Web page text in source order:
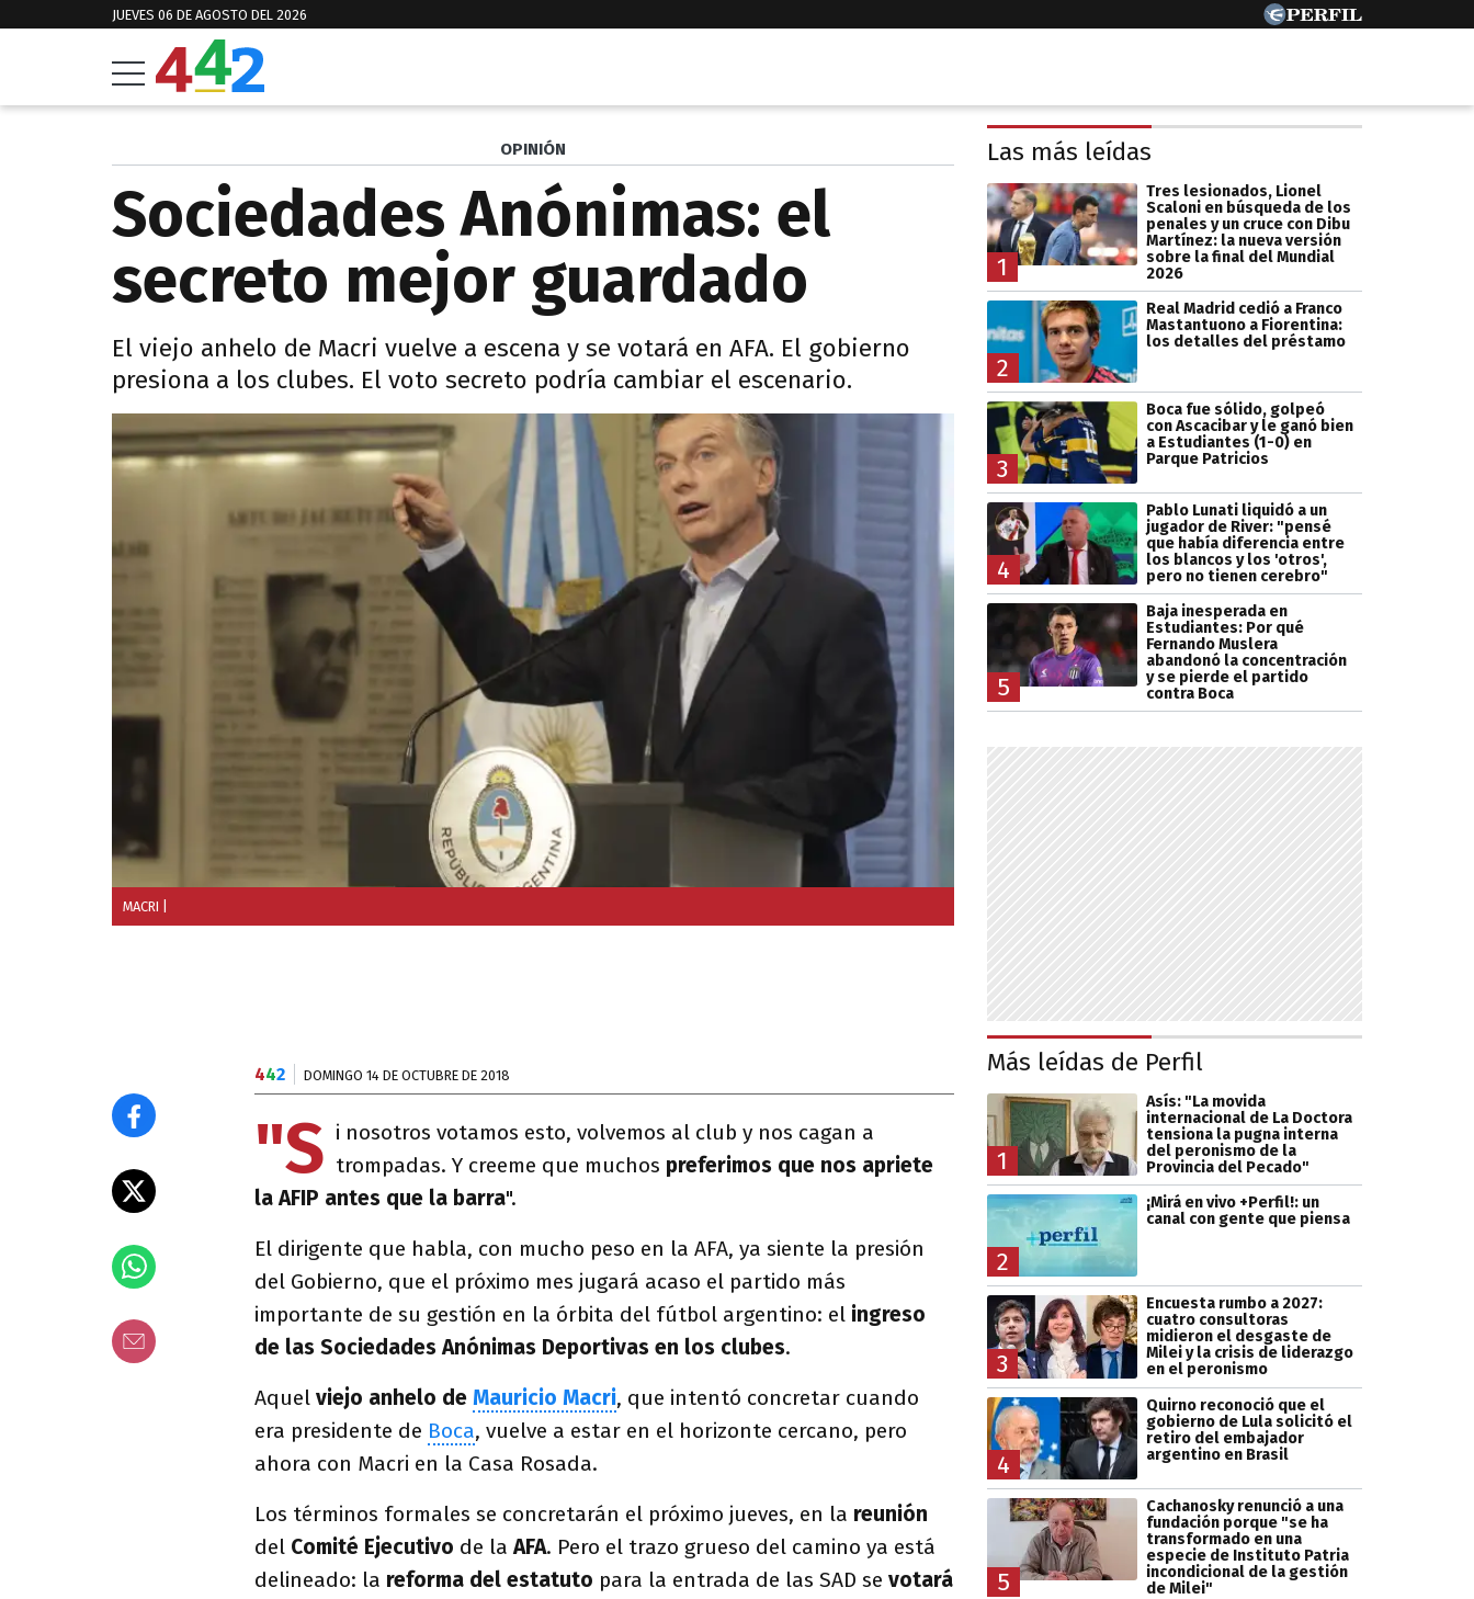
JUEVES 06 DE AGOSTO DEL 2026
OPINIÓN
Sociedades Anónimas: el
secreto mejor guardado
El viejo anhelo de Macri vuelve a escena y se votará en AFA. El gobierno
presiona a los clubes. El voto secreto podría cambiar el escenario.
MACRI
442 DOMINGO 14 DE OCTUBRE DE 2018
"S i nosotros votamos esto, volvemos al club y nos cagan a
trompadas. Y creeme que muchos preferimos que nos apriete
la AFIP antes que la barra".
El dirigente que habla, con mucho peso en la AFA, ya siente la presión
del Gobierno, que el próximo mes jugará acaso el partido más
importante de su gestión en la órbita del fútbol argentino: el ingreso
de las Sociedades Anónimas Deportivas en los clubes.
Aquel viejo anhelo de Mauricio Macri, que intentó concretar cuando
era presidente de Boca, vuelve a estar en el horizonte cercano, pero
ahora con Macri en la Casa Rosada.
Los términos formales se concretarán el próximo jueves, en la reunión
del Comité Ejecutivo de laAFA. Pero el trazo grueso del camino ya está
delineado: la reforma del estatuto para la entrada de las SAD se votará
Las más leídas
1
Tres lesionados, Lionel
Scaloni en búsqueda de los
penales y un cruce con Dibu
Martínez: la nueva versión
sobre la final del Mundial
2026
2
Real Madrid cedió a Franco
Mastantuono a Fiorentina:
los detalles del préstamo
3
Boca fue sólido, golpeó
con Ascacibar y le ganó bien
a Estudiantes (1-0) en
Parque Patricios
4
Pablo Lunati liquidó a un
jugador de River: "pensé
que había diferencia entre
los blancos y los 'otros',
pero no tienen cerebro"
5
Baja inesperada en
Estudiantes: Por qué
Fernando Muslera
abandonó la concentración
y se pierde el partido
contra Boca
Más leídas de Perfil
1
Asís: "La movida
internacional de La Doctora
tensiona la pugna interna
del peronismo de la
Provincia del Pecado"
2
¡Mirá en vivo +Perfil!: un
canal con gente que piensa
3
Encuesta rumbo a 2027:
cuatro consultoras
midieron el desgaste de
Milei y la crisis de liderazgo
en el peronismo
4
Quirno reconoció que el
gobierno de Lula solicitó el
retiro del embajador
argentino en Brasil
5
Cachanosky renunció a una
fundación porque "se ha
transformado en una
especie de Instituto Patria
incondicional de la gestión
de Milei"